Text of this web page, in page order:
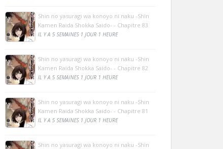
Shin no yasuragi wa konoyo ni naku -Shin
Kamen Raida Shokka Saido- - Chapitre 83
IL Y A 5 SEMAINES 1 JOUR 1 HEURE
Shin no yasuragi wa konoyo ni naku -Shin
Kamen Raida Shokka Saido- - Chapitre 82
IL Y A 5 SEMAINES 1 JOUR 1 HEURE
Shin no yasuragi wa konoyo ni naku -Shin
Kamen Raida Shokka Saido- - Chapitre 81
IL Y A 5 SEMAINES 1 JOUR 1 HEURE
Shin no yasuragi wa konoyo ni naku -Shin